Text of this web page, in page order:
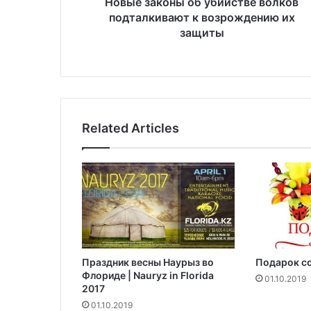
т
в
е
в
о
л
к
о
в
п
о
д
т
подталкивают к возрождению их
защиты
Related Articles
Праздник весны Наурыз во
Флориде | Nauryz in Florida
2017
01.10.2019
Подарок
01.10.2019